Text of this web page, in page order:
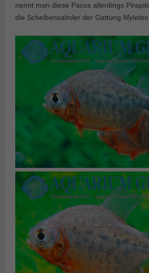
nennt man diese Pacus allerdings
die Scheibensalmler der Gattung Myletes